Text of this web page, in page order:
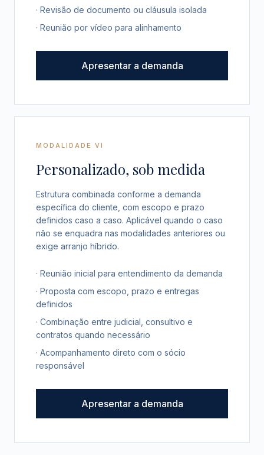
· Revisão de documento ou cláusula isolada
· Reunião por vídeo para alinhamento
Apresentar a demanda
MODALIDADE VI
Personalizado, sob medida
Estrutura combinada conforme a demanda
específica do cliente, com escopo e prazo
definidos caso a caso. Aplicável quando o caso
não se enquadra nas modalidades anteriores ou
exige arranjo híbrido.
· Reunião inicial para entendimento da demanda
· Proposta com escopo, prazo e entregas
definidos
· Combinação entre judicial, consultivo e
contratos quando necessário
· Acompanhamento direto com o sócio
responsável
Apresentar a demanda